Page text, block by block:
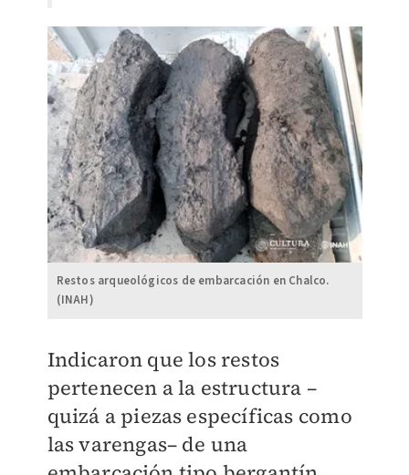
Restos arqueológicos de embarcación en Chalco.
(INAH)
Indicaron que los restos
pertenecen a la estructura –
quizá a piezas específicas como
las varengas– de una